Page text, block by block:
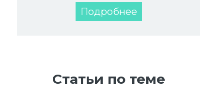
Подробнее
Статьи по теме